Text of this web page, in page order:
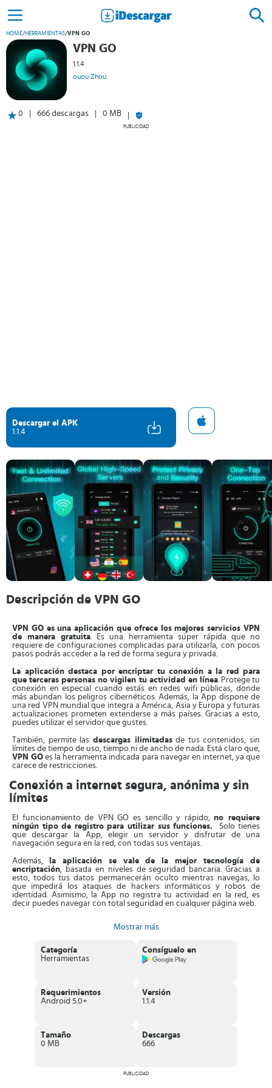
HOME/HERRAMIENTAS/VPN GO
VPN GO
1.1.4
ouou Zhou
0 666 descargas 0 MB
PUBLICIDAD
Descargar el APK
1.1.4
Descripción de VPN GO
VPN GO es una aplicación que ofrece los mejores servicios VPN
de manera gratuita. Es una herramienta súper rápida que no
requiere de configuraciones complicadas para utilizarla, con pocos
pasos podrás acceder a la red de forma segura y privada.
La aplicación destaca por encriptar tu conexión a la red para
que terceras personas no vigilen tu actividad en línea. Protege tu
conexión en especial cuando estás en redes wifi públicas, donde
más abundan los peligros cibernéticos. Además, la App dispone de
una red VPN mundial que integra a América, Asia y Europa y futuras
actualizaciones prometen extenderse a más países. Gracias a esto,
puedes utilizar el servidor que gustes.
También, permite las descargas ilimitadasde tus contenidos, sin
límites de tiempo de uso, tiempo ni de ancho de nada. Está claro que,
VPN GO es la herramienta indicada para navegar en internet, ya que
carece de restricciones.
Conexión a internet segura, anónima y sin
límites
El funcionamiento de VPN GO es sencillo y rápido,no requiere
ningún tipo de registro para utilizar sus funciones. Solo tienes
que descargar la App, elegir un servidor y disfrutar de una
navegación segura en la red, con todas sus ventajas.
Además,
la aplicación se vale de la mejor tecnología de
encriptación, basada en niveles de seguridad bancaria. Gracias a
esto, todos tus datos permanecerán oculto mientras navegas, lo
que impedirá los ataques de hackers informáticos y robos de
identidad. Asimismo, la App no registra tu actividad en la red, es
decir puedes navegar con total seguridad en cualquier página web.
nivel mundial, lo que te permite cambiar de servidor de una región a
presentan un funcionamiento fluido, perfecto para acelerar
descargas o tus juegos móviles en línea. Igualmente, puedes acelerar
la velocidad de ingreso a las páginas web y utilizar plataformas
Características de VPN GO
Posee unasencilla interfaz VPN, fácil de utilizar, sin
complicación alguna.
Elimina las barreras geográficas
Mostrar más
Categoría
Herramientas
Consíguelo en
Requerimientos
Android 5.0+
Versión
1.1.4
Tamaño
0 MB
Descargas
666
PUBLICIDAD